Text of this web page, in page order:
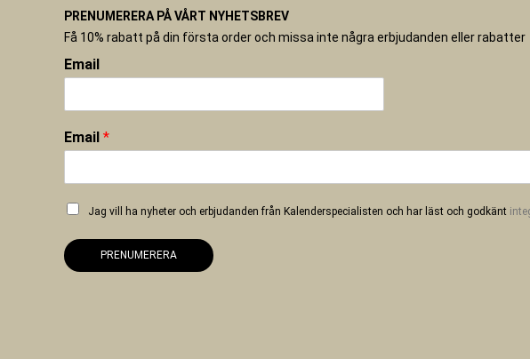
PRENUMERERA PÅ VÅRT NYHETSBREV
Få 10% rabatt på din första order och missa inte några erbjudanden eller rabatter
Email
Email *
Jag vill ha nyheter och erbjudanden från Kalenderspecialisten och har läst och godkänt
PRENUMERERA